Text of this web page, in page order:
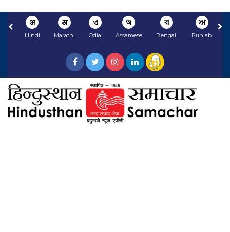
अ
Hindi
अ
Marathi
ଏ
Odia
অ
Assamese
বা
Bengali
ਅ
Punjabi